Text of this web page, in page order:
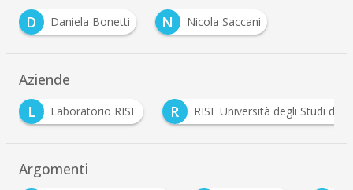
D
Daniela Bonetti N Nicola Saccani
Aziende
R
RISE Università degli Studi di Brescia R Rolls Royce
Argomenti